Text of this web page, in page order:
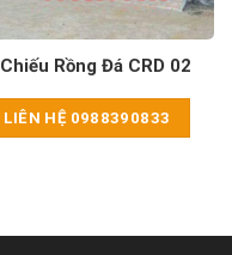
Chiếu Rồng Đá CRD 02
LIÊN HỆ 0988390833